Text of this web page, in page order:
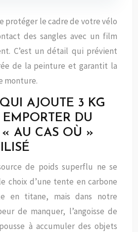
protéger le cadre de votre vélo
des sangles avec un film
C’est un détail qui prévient
de la peinture et garantit la
monture.
QUI AJOUTE 3 KG
DU
« AU CAS OÙ »
de poids superflu ne se
choix d’une tente en carbone
en titane, mais dans notre
de manquer, l’angoisse de
à accumuler des objets